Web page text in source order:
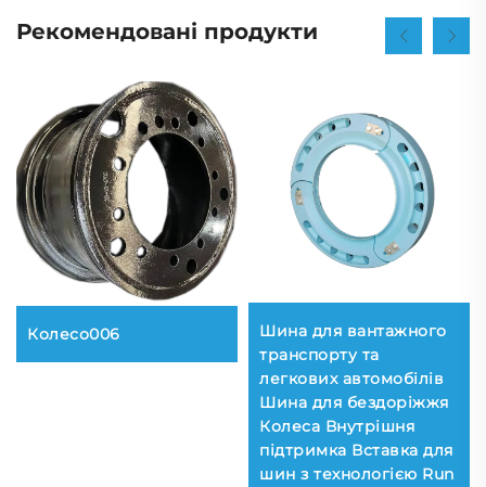
Рекомендовані продукти
Колесо006
Шина для вантажного
транспорту та
легкових автомобілів
Шина для бездоріжжя
Колеса Внутрішня
підтримка Вставка для
шин з технологією Run